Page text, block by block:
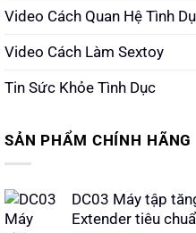
Video Cách Quan Hệ Tình
Video Cách Làm Sextoy
Tin Sức Khỏe Tình Dục
SẢN PHẨM CHÍNH HÃNG
DC03 Máy tập
Extender tiêu